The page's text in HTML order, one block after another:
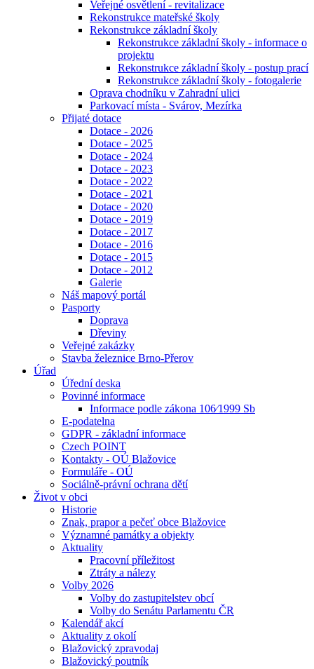
Veřejné osvětlení - revitalizace
Rekonstrukce mateřské školy
Rekonstrukce základní školy
Rekonstrukce základní školy - informace o
projektu
Rekonstrukce základní školy - postup prací
Rekonstrukce základní školy - fotogalerie
Oprava chodníku v Zahradní ulici
Parkovací místa - Svárov, Mezírka
Přijaté dotace
Dotace - 2026
Dotace - 2025
Dotace - 2024
Dotace - 2023
Dotace - 2022
Dotace - 2021
Dotace - 2020
Dotace - 2019
Dotace - 2017
Dotace - 2016
Dotace - 2015
Dotace - 2012
Galerie
Náš mapový portál
Pasporty
Doprava
Dřeviny
Veřejné zakázky
Stavba železnice Brno-Přerov
Úřad
Úřední deska
Povinné informace
Informace podle zákona 106⁄1999 Sb
E-podatelna
GDPR - základní informace
Czech POINT
Kontakty - OÚ Blažovice
Formuláře - OÚ
Sociálně-právní ochrana dětí
Život v obci
Historie
Znak, prapor a pečeť obce Blažovice
Významné památky a objekty
Aktuality
Pracovní příležitost
Ztráty a nálezy
Volby 2026
Volby do zastupitelstev obcí
Volby do Senátu Parlamentu ČR
Kalendář akcí
Aktuality z okolí
Blažovický zpravodaj
Blažovický poutník